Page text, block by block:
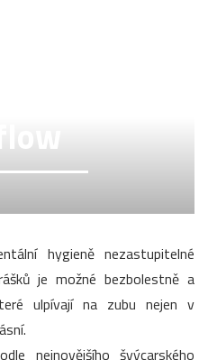
hygieně nezastupitelné
je možné bezbolestně a
ulpívají na zubu nejen v
nejnovějšího švýcarského